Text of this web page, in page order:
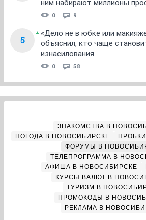
ним набирают миллионы
0 9
5
«Дело не в юбке или
объяснил, кто чаще
изнасилования
0 58
ЗНАКОМСТВА В
ПОГОДА В НОВОСИБИРСКЕ
ФОРУМЫ В
ТЕЛЕПРОГРАММА В
АФИША В НОВОСИБИРСКЕ
КУРСЫ ВАЛЮТ В
ТУРИЗМ В
ПРОМОКОДЫ В
РЕКЛАМА В